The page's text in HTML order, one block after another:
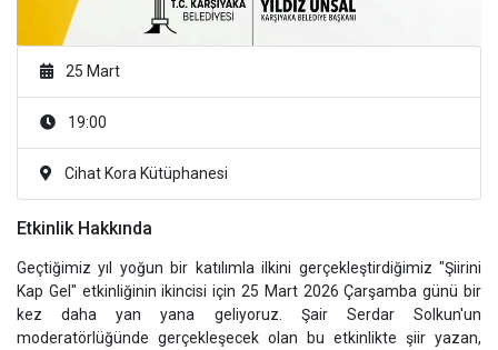
25 Mart
19:00
Cihat Kora Kütüphanesi
Etkinlik Hakkında
Geçtiğimiz yıl yoğun bir katılımla ilkini gerçekleştirdiğimiz "Şiirini
Kap Gel" etkinliğinin ikincisi için 25 Mart 2026 Çarşamba günü bir
kez daha yan yana geliyoruz. Şair Serdar Solkun'un
moderatörlüğünde gerçekleşecek olan bu etkinlikte şiir yazan,